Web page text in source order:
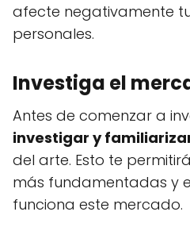
afecte negativamente
personales.
Investiga el
Antes de comenzar a
investigar y
del arte. Esto te
más fundamentadas y
funciona este mercado.